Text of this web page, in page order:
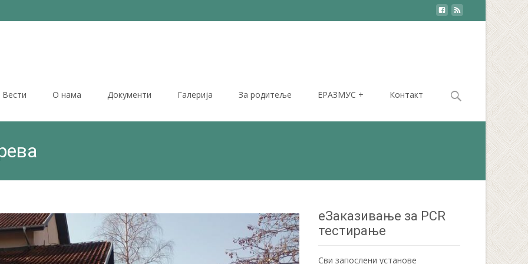
Вести О нама Документи Галерија За родитеље ЕРАЗМУС + Контакт
Search
еЗаказивање за PCR
тестирање
Сви запослени установе